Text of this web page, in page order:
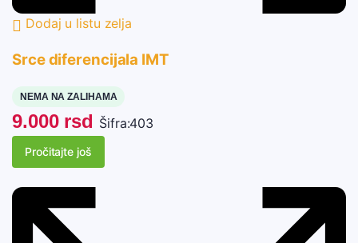
Dodaj u listu zelja
Srce diferencijala IMT
NEMA NA ZALIHAMA
9.000 rsd Šifra:403
Pročitajte još